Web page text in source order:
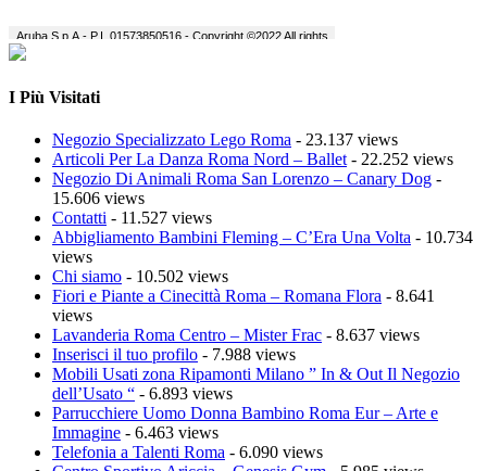
I Più Visitati
Negozio Specializzato Lego Roma - 23.137 views
Articoli Per La Danza Roma Nord – Ballet - 22.252 views
Negozio Di Animali Roma San Lorenzo – Canary Dog -
15.606 views
Contatti - 11.527 views
Abbigliamento Bambini Fleming – C’Era Una Volta - 10.734
views
Chi siamo - 10.502 views
Fiori e Piante a Cinecittà Roma – Romana Flora - 8.641
views
Lavanderia Roma Centro – Mister Frac - 8.637 views
Inserisci il tuo profilo - 7.988 views
Mobili Usati zona Ripamonti Milano ” In & Out Il Negozio
dell’Usato “ - 6.893 views
Parrucchiere Uomo Donna Bambino Roma Eur – Arte e
Immagine - 6.463 views
Telefonia a Talenti Roma - 6.090 views